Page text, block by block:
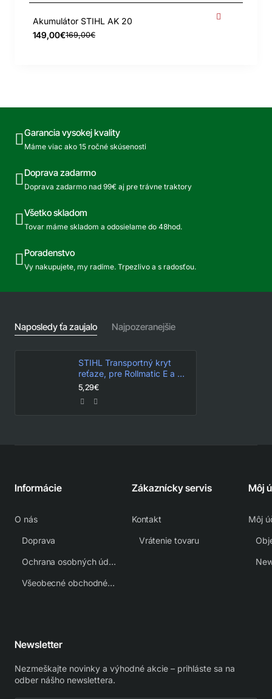
Akumulátor STIHL AK 20
149,00€169,00€
Garancia vysokej kvality
Máme viac ako 15 ročné skúsenosti
Doprava zadarmo
Doprava zadarmo nad 99€ aj pre trávne traktory
Všetko skladom
Tovar máme skladom a odosielame do 48hod.
Poradenstvo
Vy nakupujete, my radíme. Trpezlivo a s radosťou.
Naposledy ťa zaujalo Najpozeranejšie
STIHL Transportný kryt
reťaze, pre Rollmatic E a ES
(do 90cm) 45 cm Rollmatic
E (3005)
5,29€
Informácie
O nás
Doprava
Ochrana osobných údajov
Všeobecné obchodné podmienky
Zákaznícky servis
Kontakt
Vrátenie tovaru
Môj
Môj
Newsletter
Nezmeškajte novinky a výhodné akcie – prihláste sa na
odber nášho newslettera.